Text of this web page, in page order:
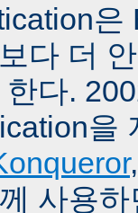
은
다 더
다.
을
사용